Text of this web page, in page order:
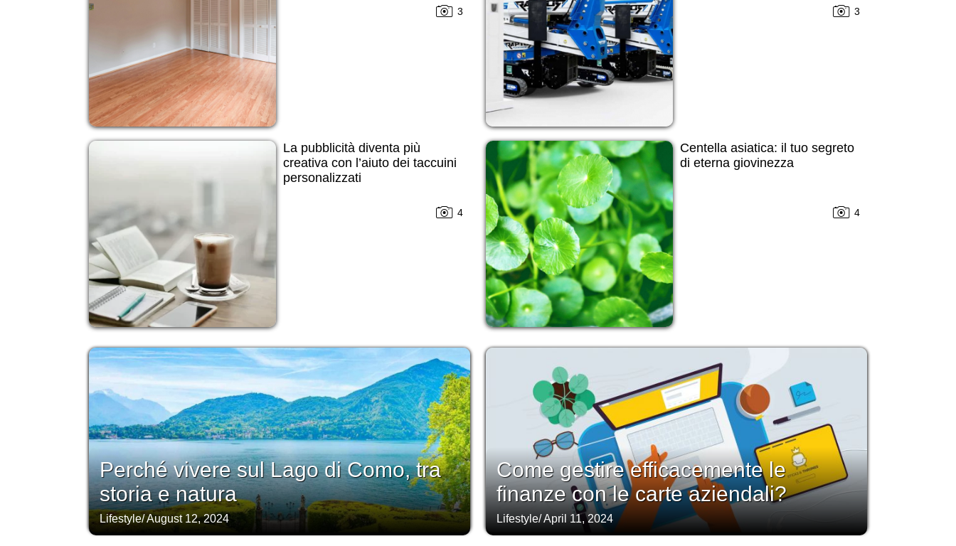
3 3
La pubblicità diventa più
creativa con l’aiuto dei taccuini
personalizzati
4
Centella asiatica: il tuo segreto
di eterna giovinezza
4
Perché vivere sul Lago di Como, tra
storia e natura
Lifestyle/August 12, 2024
Come gestire efficacemente le
finanze con le carte aziendali?
Lifestyle/April 11, 2024